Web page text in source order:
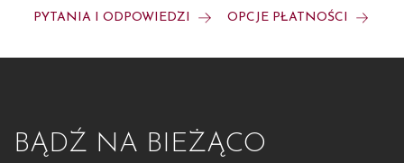
PYTANIA I ODPOWIEDZI OPCJE PŁATNOŚCI
BĄDŹ NA BIEŻĄCO